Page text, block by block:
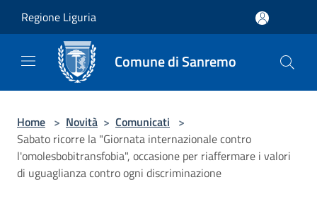
Regione Liguria
Comune di Sanremo
Home > Novità > Comunicati >
Sabato ricorre la "Giornata internazionale contro
l'omolesbobitransfobia", occasione per riaffermare i valori
di uguaglianza contro ogni discriminazione